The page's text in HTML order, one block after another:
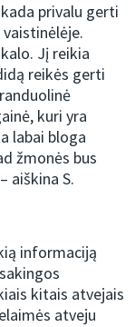
privalu gerti
Jį reikia
reikės gerti
kuri yra
labai bloga
žmonės bus
aiškina S.
informaciją
kitais atvejais
atveju